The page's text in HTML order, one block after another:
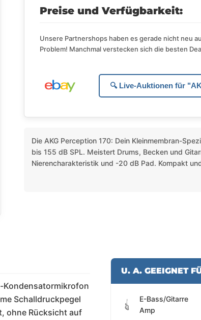
Preise und Verfügbarkeit:
Unsere Partnershops haben es gerade nicht neu
Problem! Manchmal verstecken sich die besten
🔍 Live-Auktionen für
Die AKG Perception 170: Dein Kleinmembran-
bis 155 dB SPL. Meistert Drums, Becken und
Nierencharakteristik und -20 dB Pad. Kompakt
Kondensatormikrofon
Schalldruckpegel
ohne Rücksicht auf
U. A. GEEIGNET
E-Bass/Gitarre
Amp